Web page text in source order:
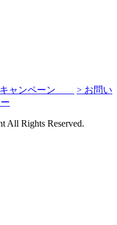
ャンペーン
> お問い
All Rights Reserved.